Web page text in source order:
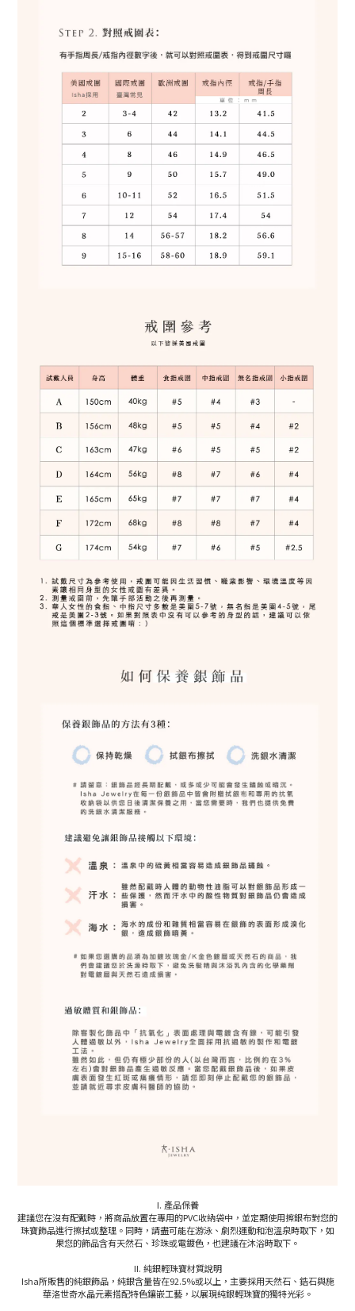
I. 產品保養
建議您在沒有配戴時，將商品放置在專用的PVC收納袋中，並定期使用擦銀布對您的
珠寶飾品進行擦拭或整理。同時，請盡可能在游泳、劇烈運動和泡溫泉時取下，如
果您的飾品含有天然石、珍珠或電鍍色，也建議在沐浴時取下。
II. 純銀輕珠寶材質說明
Isha所販售的純銀飾品，純銀含量皆在92.5%或以上，主要採用天然石、鋯石與施
華洛世奇水晶元素搭配特色鑲嵌工藝，以展現純銀輕珠寶的獨特光彩。